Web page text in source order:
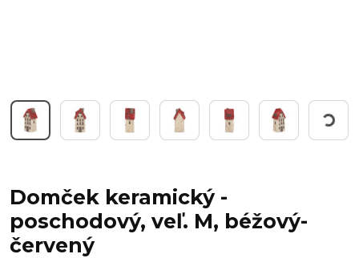
Working...
Domček keramický -
poschodový, veľ. M, béžový-
červený